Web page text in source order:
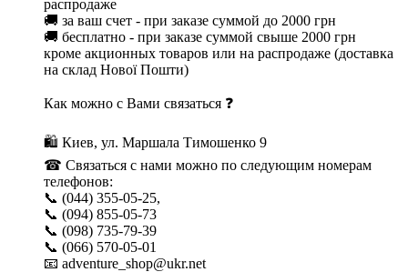
распродаже
🚚 за ваш счет - при заказе суммой до 2000 грн
🚚 бесплатно - при заказе суммой свыше 2000 грн
кроме акционных товаров или на распродаже (доставка
на склад Нової Пошти)
Как можно с Вами связаться ❓
🛍 Киев, ул. Маршала Тимошенко 9
☎ Связаться с нами можно по следующим номерам
телефонов:
📞 (044) 355-05-25,
📞 (094) 855-05-73
📞 (098) 735-79-39
📞 (066) 570-05-01
📧 adventure_shop@ukr.net